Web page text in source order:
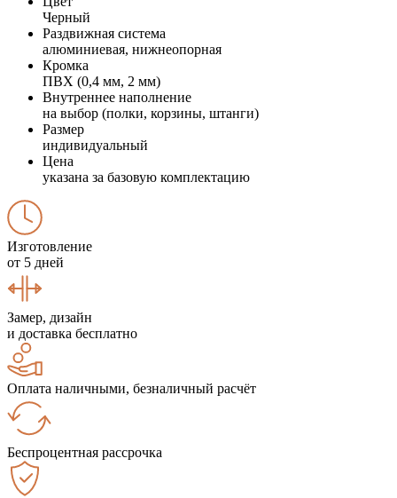
Черный
Раздвижная система
алюминиевая, нижнеопорная
Кромка
ПВХ (0,4 мм, 2 мм)
Внутреннее наполнение
на выбор (полки, корзины, штанги)
Размер
индивидуальный
Цена
указана за базовую комплектацию
Изготовление
от 5 дней
Замер, дизайн
и доставка бесплатно
Оплата наличными, безналичный расчёт
Беспроцентная рассрочка